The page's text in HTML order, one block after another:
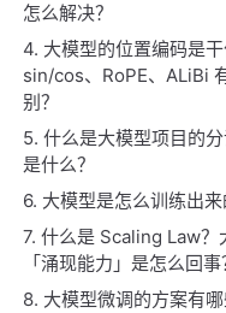
怎么解决？
4. 大模型的位置编码是干
sin/cos、RoPE、ALiBi
别？
5. 什么是大模型项目的
是什么？
6. 大模型是怎么训练出来
7. 什么是 Scaling Law？
「涌现能力」是怎么回事
8. 大模型微调的方案有哪